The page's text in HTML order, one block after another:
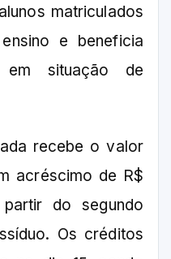
matriculados
e beneficia
em situação de
recebe o valor
acréscimo de R$
do segundo
Os créditos